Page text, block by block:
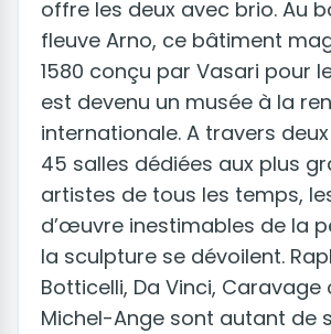
offre les deux avec brio. Au
fleuve Arno, ce bâtiment
1580 conçu par Vasari pour
est devenu un musée à la
internationale. A travers
45 salles dédiées aux plus
artistes de tous les temps,
d’œuvre inestimables de la
la sculpture se dévoilent.
Botticelli, Da Vinci, Caravage
Michel-Ange sont autant de